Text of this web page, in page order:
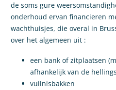
de soms gure
onderhoud ervan financieren
wachthuisjes, die overal in
over het algemeen uit :
een bank of zitplaatsen
afhankelijk van de
vuilnisbakken